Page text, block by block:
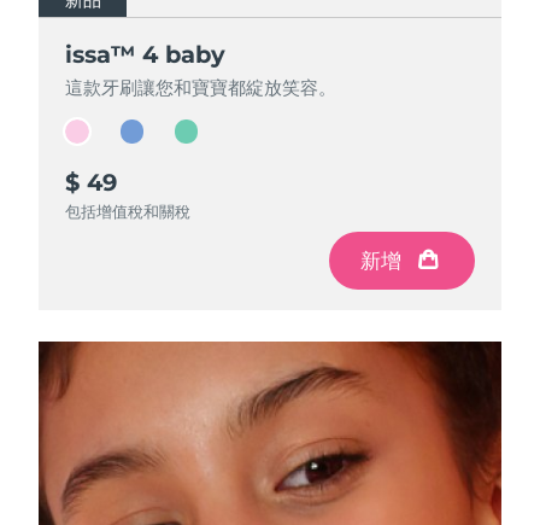
issa™ 4 baby
這款牙刷讓您和寶寶都綻放笑容。
$ 49
包括增值稅和關稅
新增
issa™ 4 baby
這款牙刷讓您和寶寶都綻放笑容。
$ 49
包括增值稅和關稅
新增
issa™ 4 baby
這款牙刷讓您和寶寶都綻放笑容。
$ 49
包括增值稅和關稅
新增
南韓
瑞典
瑞士
8/15/26
泰國
土耳其 預計送達日期
阿拉伯聯合大公國 預計送達日期 8/11/26
英國 8/10/26